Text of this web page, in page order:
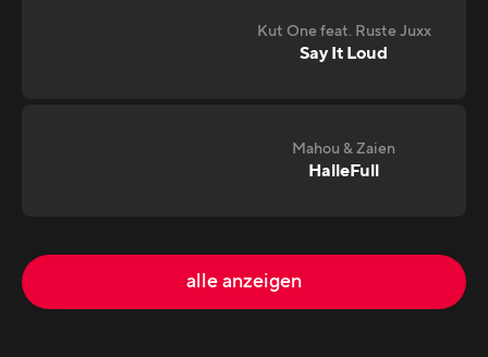
Kut One feat. Ruste Juxx
Say It Loud
Mahou & Zaien
HalleFull
alle anzeigen